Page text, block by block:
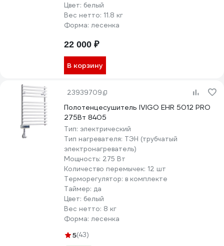
Цвет: белый
Вес нетто: 11.8 кг
Форма: лесенка
22 000 ₽
В корзину
23939709
Полотенцесушитель IVIGO EHR 5012 PRO
275Вт 8405
Тип: электрический
Тип нагревателя: ТЭН (трубчатый
электронагреватель)
Мощность: 275 Вт
Количество перемычек: 12 шт
Терморегулятор: в комплекте
Таймер: да
Цвет: белый
Вес нетто: 8 кг
Форма: лесенка
5(43)